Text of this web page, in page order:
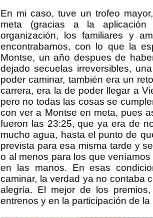
En mi caso, tuve un trofeo
meta (gracias a la
organización, los familiares y
encontrabamos, con lo que la
Montse, un año despues de
dejado secuelas irreversibles,
poder caminar, también era un
carrera, era la de poder llegar a
pero no todas las cosas se
con ver a Montse en meta, pues
fueron las 23:25, que ya era de
mucho agua, hasta el punto de
prevista para esa misma tarde y
o al menos para los que
en las manos. En esas
caminar, la verdad ya no contaba
alegría. El mejor de los
entrenos y en la participación de la